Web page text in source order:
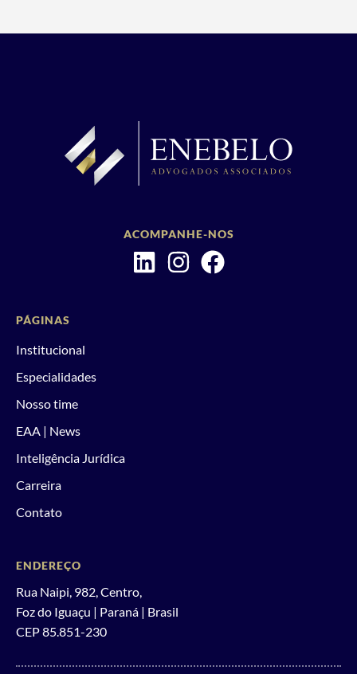
ACOMPANHE-NOS
PÁGINAS
Institucional
Especialidades
Nosso time
EAA | News
Inteligência Jurídica
Carreira
Contato
ENDEREÇO
Rua Naipi, 982, Centro,
Foz do Iguaçu | Paraná | Brasil
CEP 85.851-230